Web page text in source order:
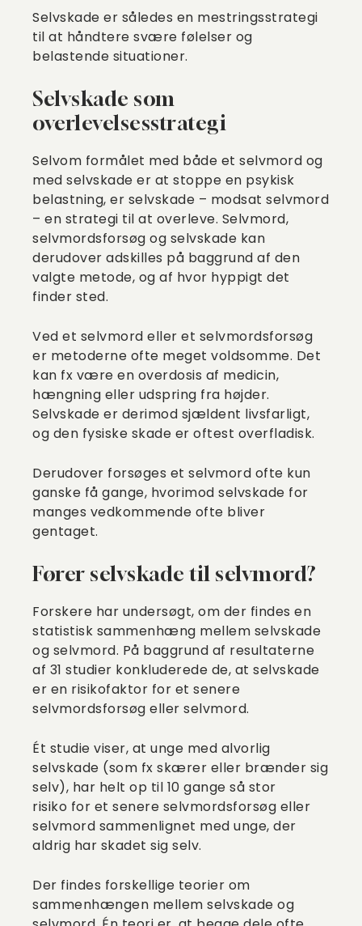
Selvskade er således en mestringsstrategi
til at håndtere svære følelser og
belastende situationer.
Selvskade som
overlevelsesstrategi
Selvom formålet med både et selvmord og
med selvskade er at stoppe en psykisk
belastning, er selvskade – modsat selvmord
– en strategi til at overleve. Selvmord,
selvmordsforsøg og selvskade kan
derudover adskilles på baggrund af den
valgte metode, og af hvor hyppigt det
finder sted.
Ved et selvmord eller et selvmordsforsøg
er metoderne ofte meget voldsomme. Det
kan fx være en overdosis af medicin,
hængning eller udspring fra højder.
Selvskade er derimod sjældent livsfarligt,
og den fysiske skade er oftest overfladisk.
Derudover forsøges et selvmord ofte kun
ganske få gange, hvorimod selvskade for
manges vedkommende ofte bliver
gentaget.
Fører selvskade til selvmord?
Forskere har undersøgt, om der findes en
statistisk sammenhæng mellem selvskade
og selvmord. På baggrund af resultaterne
af 31 studier konkluderede de, at selvskade
er en risikofaktor for et senere
selvmordsforsøg eller selvmord.
Ét studie viser, at unge med alvorlig
selvskade (som fx skærer eller brænder sig
selv), har helt op til 10 gange så stor
risiko for et senere selvmordsforsøg eller
selvmord sammenlignet med unge, der
aldrig har skadet sig selv.
Der findes forskellige teorier om
sammenhængen mellem selvskade og